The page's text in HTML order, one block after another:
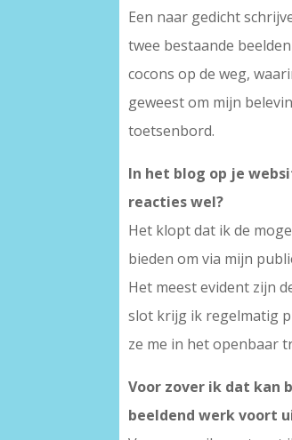
Een naar gedicht
twee bestaande
cocons op de weg,
geweest om mijn
toetsenbord.
In het blog op je
reacties wel?
Het klopt dat ik de
bieden om via mijn
Het meest evident zijn
slot krijg ik regelmatig
ze me in het openbaar
Voor zover ik dat kan
beeldend werk voort